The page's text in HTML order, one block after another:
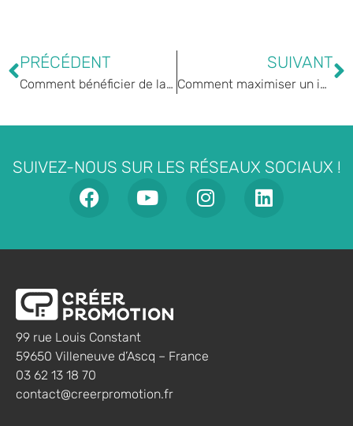
PRÉCÉDENT
Comment bénéficier de la TVA à 5,5% dans l’immobilier neuf à Maubeuge ?
SUIVANT
Comment maximiser un investissement dans l’Immobilier Neuf ?
SUIVEZ-NOUS SUR LES RÉSEAUX SOCIAUX !
99 rue Louis Constant
59650 Villeneuve d’Ascq – France
03 62 13 18 70
contact@creerpromotion.fr